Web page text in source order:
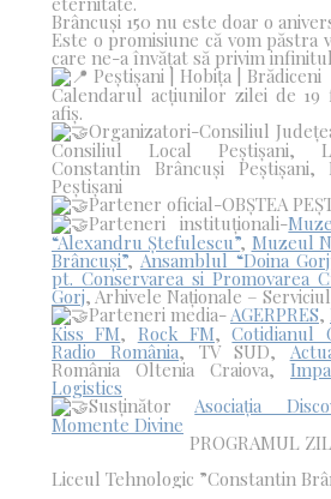
Brâncuși 150 nu este doar o
Este o promisiune că vom păstra
care ne-a învățat să privim
Peștișani | Hobița | Brădiceni
Calendarul acțiunilor zilei de
afiș.
Organizatori-Consiliul
Consiliul Local Peștișani,
Constantin Brâncuși Peștișani,
Peștișani
Partener oficial-OBȘTEA
Parteneri instituționali-
“Alexandru Ștefulescu”, Muzeul
Brâncuși”, Ansamblul “Doina
pt. Conservarea si Promovarea
Gorj, Arhivele Naționale –
Parteneri media-AGERPRES,
Kiss FM, Rock FM,Cotidianul
Radio România, TV SUD,
România Oltenia Craiova,
Logistics
SusținătorAsociația
Momente Divine
PROGRAMUL
Liceul Tehnologic ”Constantin